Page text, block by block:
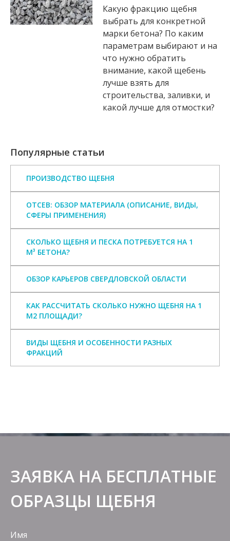
Какую фракцию щебня
выбрать для конкретной
марки бетона? По каким
параметрам выбирают и на
что нужно обратить
внимание, какой щебень
лучше взять для
строительства, заливки, и
какой лучше для отмостки?
Популярные статьи
ПРОИЗВОДСТВО ЩЕБНЯ
ОТСЕВ: ОБЗОР МАТЕРИАЛА (ОПИСАНИЕ, ВИДЫ,
СФЕРЫ ПРИМЕНЕНИЯ)
СКОЛЬКО ЩЕБНЯ И ПЕСКА ПОТРЕБУЕТСЯ НА 1
М³ БЕТОНА?
ОБЗОР КАРЬЕРОВ СВЕРДЛОВСКОЙ ОБЛАСТИ
КАК РАССЧИТАТЬ СКОЛЬКО НУЖНО ЩЕБНЯ НА 1
М2 ПЛОЩАДИ?
ВИДЫ ЩЕБНЯ И ОСОБЕННОСТИ РАЗНЫХ
ФРАКЦИЙ
ЗАЯВКА НА БЕСПЛАТНЫЕ
ОБРАЗЦЫ ЩЕБНЯ
Имя